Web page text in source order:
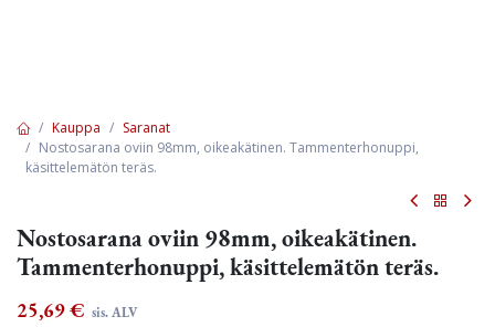
Kauppa
Saranat
Nostosarana oviin 98mm, oikeakätinen. Tammenterhonuppi,
käsittelemätön teräs.
Nostosarana oviin 98mm, oikeakätinen.
Tammenterhonuppi, käsittelemätön teräs.
25,69€ sis. ALV